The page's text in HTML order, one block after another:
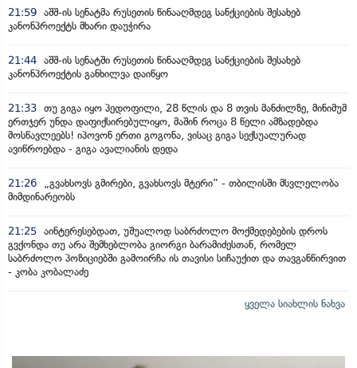
21:59 აშშ-ის სენატმა რუსეთის წინააღმდეგ სანქციების შესახებ
კანონპროექტს მხარი დაუჭირა
21:44 აშშ-ის სენატში რუსეთის წინააღმდეგ სანქციების შესახებ
კანონპროექტის განხილვა დაიწყო
21:33 თუ გიგა იყო პედოფილი, 28 წლის და 8 თვის მანძილზე, მინიმუმ
ერთჯერ უნდა დაფიქსირებულიყო, მაშინ როცა 8 წელი ამზადებდა
მოსწავლეებს! იპოვონ ერთი გოგონა, ვისაც გიგა სექსუალურად
ავიწროებდა - გიგა ავალიანის დედა
21:26
„გვახსოვს გმირები, გვახსოვს მტერი” - თბილისში მსვლელობა
მიმდინარეობს
21:25 აინტერესებდათ, უშუალოდ საბრძოლო მოქმედებების დროს
გვქონდა თუ არა შემხებლობა გიორგი ბარამიძესთან, რომელ
საბრძოლო პოზიციებში გამოირჩა ის თავისი სიჩაუქით და თავგანწირვით
- კობა კობალაძე
ყველა სიახლის ნახვა